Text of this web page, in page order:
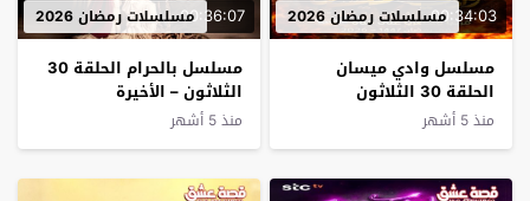
00:34:03مسلسلات رمضان 2026
مسلسل وادي ميسان
الحلقة 30 الثلاثون
منذ 5 أشهر
00:36:07مسلسلات رمضان 2026
مسلسل بالحرام الحلقة 30
الثلاثون – الأخيرة
منذ 5 أشهر